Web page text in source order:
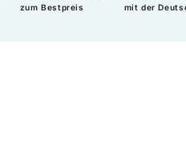
zum Bestpreis mit der